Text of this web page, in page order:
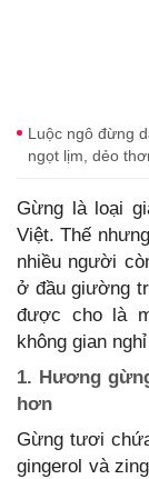
Luộc ngô đừng
ngọt lịm, dẻo
Gừng là loại
Việt. Thế
nhiều người
ở đầu giường
được cho là
không gian
1. Hương
hơn
Gừng tươi
gingerol và